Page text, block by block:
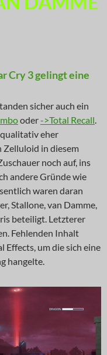
Cry 3 gelingt eine
sicher auch ein
oder->Total Recall.
eher
Zelluloid in diesem
noch auf, ins
andere Gründe wie
waren daran
Stallone, van Damme,
beteiligt. Letzterer
Fehlenden Inhalt
Effects, um die sich eine
hangelte.